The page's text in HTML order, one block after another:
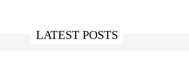
LATEST POSTS